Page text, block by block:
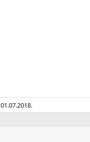
01.07.2018.